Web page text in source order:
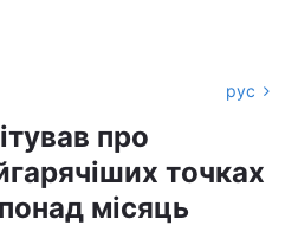
рус
про
точках
місяць